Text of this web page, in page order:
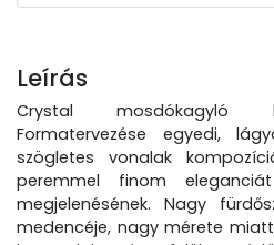
Leírás
Crystal mosdókagyló
Formatervezése egyedi,
szögletes vonalak
peremmel finom
megjelenésének. Nagy
medencéje, nagy mérete